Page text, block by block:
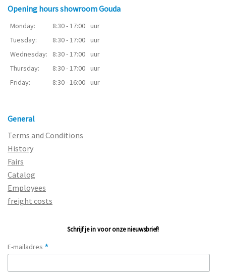
Opening hours showroom Gouda
Monday: 8:30 - 17:00 uur
Tuesday:
8:30 - 17:00 uur
Wednesday:
8:30 - 17:00 uur
Thursday:
8:30 - 17:00 uur
Friday:
8:30 - 16:00 uur
General
Terms and Conditions
History
Fairs
Catalog
Employees
freight costs
Schrijf je in voor onze nieuwsbrief!
E-mailadres *